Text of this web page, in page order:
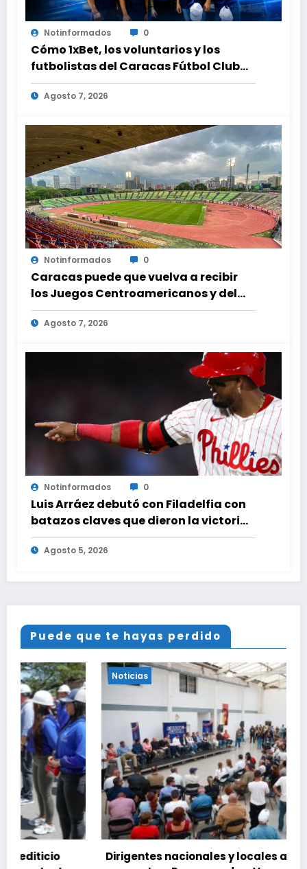
Notinformados 0
Cómo 1xBet, los voluntarios y los
futbolistas del Caracas Fútbol Club
juntaron fuerzas para ayudar a las
familias de Venezuela
Agosto 7, 2026
Notinformados 0
Caracas puede que vuelva a recibir
los Juegos Centroamericanos y del
Caribe tras mas de 70 años
Agosto 7, 2026
Notinformados 0
Luis Arráez debutó con Filadelfia con
batazos claves que dieron la victoria
ante Nacionales
Agosto 5, 2026
Puede que te hayas perdido
Noticias
Dirigentes nacionales y locales activan el